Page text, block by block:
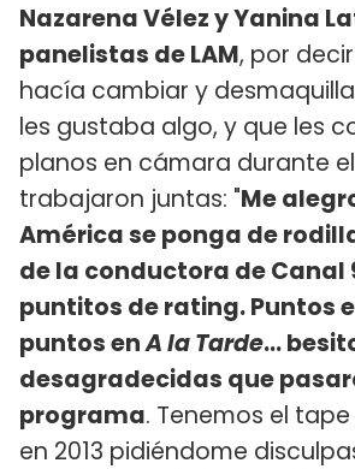
Nazarena Vélez y Yanina
panelistas de LAM, por
hacía cambiar y
les gustaba algo, y que les
planos en cámara durante
trabajaron juntas: "Me
América se ponga de
de la conductora de Canal
puntitos de rating. Puntos
puntos enA la Tarde...
desagradecidas que
programa. Tenemos el
en 2013 pidiéndome